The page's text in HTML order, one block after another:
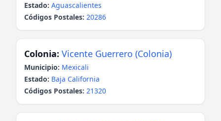
Estado: Aguascalientes
Códigos Postales: 20286
Colonia: Vicente Guerrero (Colonia)
Municipio: Mexicali
Estado: Baja California
Códigos Postales: 21320